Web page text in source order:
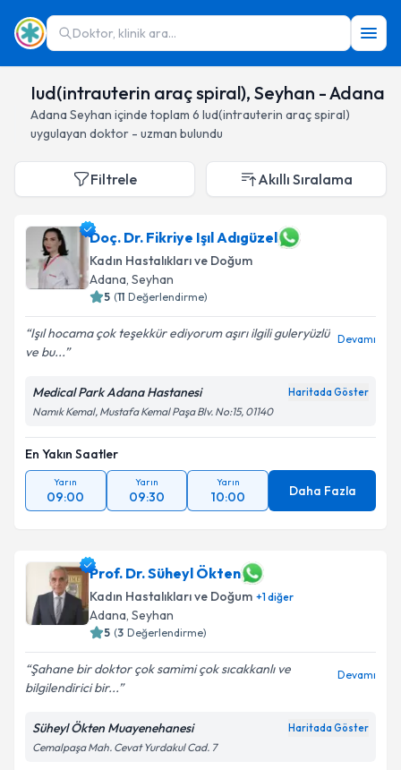
Doktor, klinik ara...
Iud(intrauterin araç spiral), Seyhan - Adana
Adana Seyhan içinde toplam 6 Iud(intrauterin araç spiral)
uygulayan doktor - uzman bulundu
Filtrele Akıllı Sıralama
Doç. Dr. Fikriye Işıl Adıgüzel
Kadın Hastalıkları ve Doğum
Adana, Seyhan
5 (11 Değerlendirme)
Işıl hocama çok teşekkür ediyorum aşırı ilgili guleryüzlü
ve bu...
Devamı
Medical Park Adana Hastanesi Haritada Göster
Namık Kemal, Mustafa Kemal Paşa Blv. No:15, 01140
En Yakın Saatler
Yarın
09:00
Yarın
09:30
Yarın
10:00 Daha Fazla
Prof. Dr. Süheyl Ökten
Kadın Hastalıkları ve Doğum +1diğer
Adana, Seyhan
5 (3 Değerlendirme)
Şahane bir doktor çok samimi çok sıcakkanlı ve
bilgilendirici bir...
Devamı
Süheyl Ökten Muayenehanesi Haritada Göster
Cemalpaşa Mah. Cevat Yurdakul Cad. 7